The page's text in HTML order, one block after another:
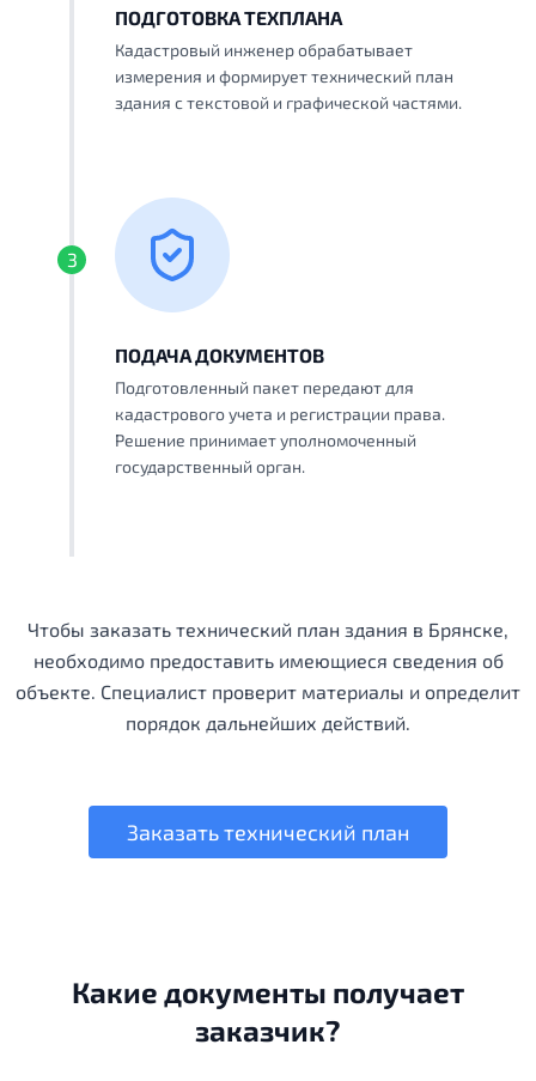
ПОДГОТОВКА ТЕХПЛАНА
Кадастровый инженер обрабатывает
измерения и формирует технический план
здания с текстовой и графической частями.
3
ПОДАЧА ДОКУМЕНТОВ
Подготовленный пакет передают для
кадастрового учета и регистрации права.
Решение принимает уполномоченный
государственный орган.
Чтобы заказать технический план здания в Брянске,
необходимо предоставить имеющиеся сведения об
объекте. Специалист проверит материалы и определит
порядок дальнейших действий.
Заказать технический план
Какие документы получает
заказчик?